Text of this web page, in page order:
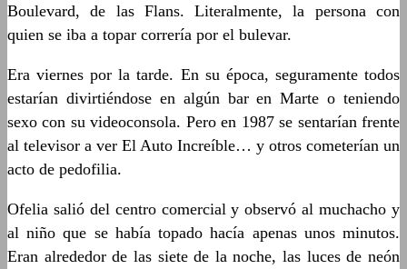
Boulevard, de las Flans. Literalmente, la persona con
quien se iba a topar correría por el bulevar.
Era viernes por la tarde. En su época, seguramente todos
estarían divirtiéndose en algún bar en Marte o teniendo
sexo con su videoconsola. Pero en 1987 se sentarían frente
al televisor a ver El Auto Increíble… y otros cometerían un
acto de pedofilia.
Ofelia salió del centro comercial y observó al muchacho y
al niño que se había topado hacía apenas unos minutos.
Eran alrededor de las siete de la noche, las luces de neón